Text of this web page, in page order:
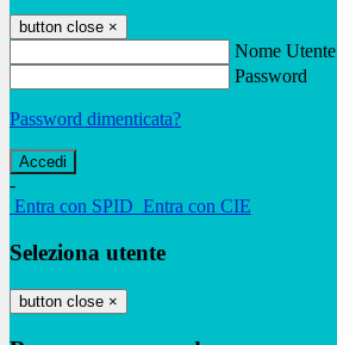
button close ×
Nome Utente
Password
Password dimenticata?
-
Entra con SPID Entra con CIE
Seleziona utente
button close ×